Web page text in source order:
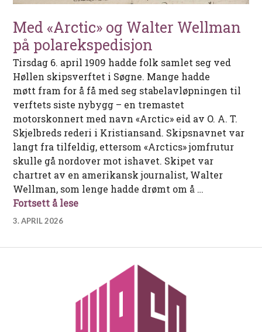
Med «Arctic» og Walter Wellman
på polarekspedisjon
Tirsdag 6. april 1909 hadde folk samlet seg ved
Høllen skipsverftet i Søgne. Mange hadde
møtt fram for å få med seg stabelavløpningen til
verftets siste nybygg – en tremastet
motorskonnert med navn «Arctic» eid av O. A. T.
Skjelbreds rederi i Kristiansand. Skipsnavnet var
langt fra tilfeldig, ettersom «Arctics» jomfrutur
skulle gå nordover mot ishavet. Skipet var
chartret av en amerikansk journalist, Walter
Wellman, som lenge hadde drømt om å …
Fortsett å leseMed «Arctic» og Walter Wellman på
3. APRIL 2026